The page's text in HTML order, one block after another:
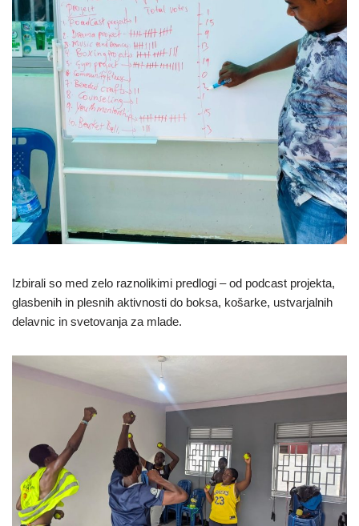
Izbirali so med zelo raznolikimi predlogi – od podcast projekta,
glasbenih in plesnih aktivnosti do boksa, košarke, ustvarjalnih
delavnic in svetovanja za mlade.